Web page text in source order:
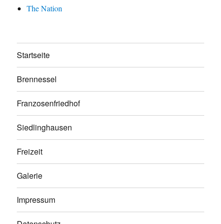
The Nation
Startseite
Brennessel
Franzosenfriedhof
Siedlinghausen
Freizeit
Galerie
Impressum